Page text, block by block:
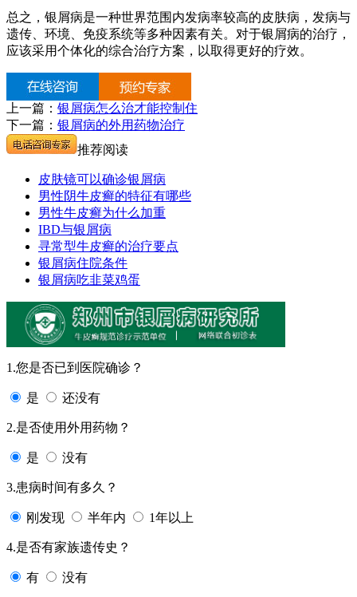
总之，银屑病是一种世界范围内发病率较高的皮肤病，发病与
遗传、环境、免疫系统等多种因素有关。对于银屑病的治疗，
应该采用个体化的综合治疗方案，以取得更好的疗效。
上一篇： 银屑病怎么治才能控制住
下一篇： 银屑病的外用药物治疗
推荐阅读
皮肤镜可以确诊银屑病
男性阴牛皮癣的特征有哪些
男性牛皮癣为什么加重
IBD与银屑病
寻常型牛皮癣的治疗要点
银屑病住院条件
银屑病吃韭菜鸡蛋
1.您是否已到医院确诊？
是 还没有
2.是否使用外用药物？
是 没有
3.患病时间有多久？
刚发现 半年内 1年以上
4.是否有家族遗传史？
有 没有